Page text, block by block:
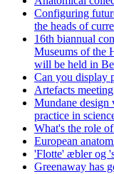
Configuring
the heads of
16th biannual
Museums of the
will be held in
Can you display
Artefacts
Mundane design
practice in
What's the role
European
'Flotte' æbler og
Greenaway has